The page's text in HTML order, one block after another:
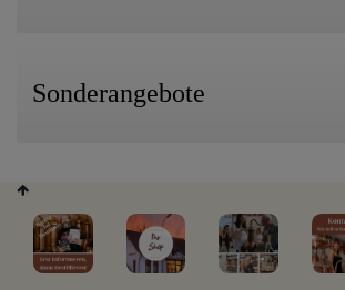
Sonderangebote